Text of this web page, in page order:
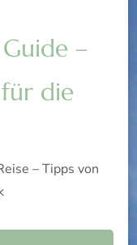
–
für die
– Tipps von